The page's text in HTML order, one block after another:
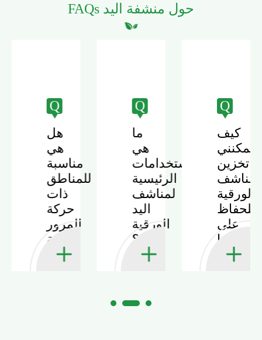
FAQs حول منشفة اليد
Q
هل
هي
مناسبة
للمناطق
ذات
حركة
المرور
العالية
Q
ما
هي
الاستخدامات
الرئيسية
لمناشف
اليد
الورقية
؟
Q
كيف
يمكنني
تخزين
الورقية
للحفاظ
على
جودتها